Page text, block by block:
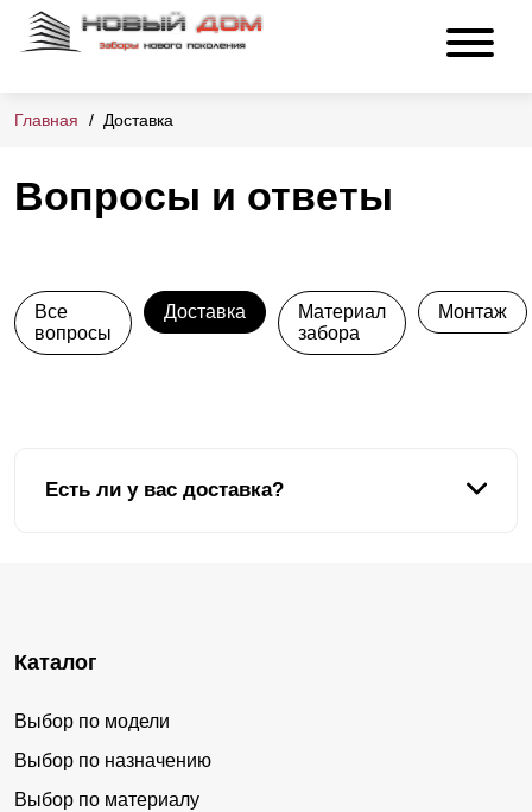
Главная Доставка
Вопросы и ответы
Все
вопросы
Доставка
Материал
забора
Монтаж
Есть ли у вас доставка?
Каталог
Выбор по модели
Выбор по назначению
Выбор по материалу